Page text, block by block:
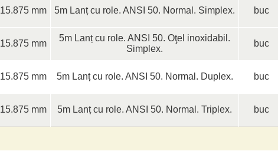
15.875 mm 5m Lanț cu role. ANSI 50. Normal. Simplex. buc
15.875 mm
5m Lanț cu role. ANSI 50. Oţel inoxidabil.
Simplex.
buc
15.875 mm 5m Lanț cu role. ANSI 50. Normal. Duplex. buc
15.875 mm 5m Lanț cu role. ANSI 50. Normal. Triplex. buc